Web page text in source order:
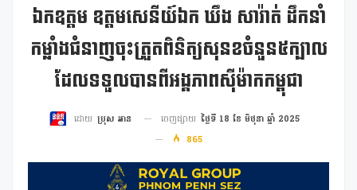
ឯកឧត្តម ឧត្តមសេនីយ៍ឯក ឃឹង សារ៉ាត់ ដឹកនាំ
កម្លាំងជំនាញចុះត្រួតពិនិត្យសុនខចំនួន៥ក្បាល
ដែលទទួលបានពីអង្គភាពស៊ីម៉ាកកម្ពុជា
ដោយ ប្រុស អាន ចេញផ្សាយ ថ្ងៃទី 18 ខែ មិថុនា ឆ្នាំ 2025
865